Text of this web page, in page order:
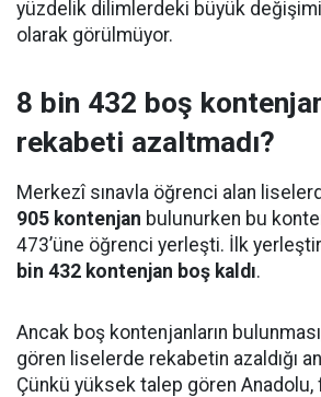
yüzdelik dilimlerdeki büyük
olarak görülmüyor.
8 bin 432 boş
rekabeti azaltmadı?
Merkezî sınavla öğrenci alan
905 kontenjan bulunurken bu
473’üne öğrenci yerleşti. İlk
bin 432 kontenjan boş kaldı.
Ancak boş kontenjanların
gören liselerde rekabetin azaldığı
Çünkü yüksek talep gören Anadolu,